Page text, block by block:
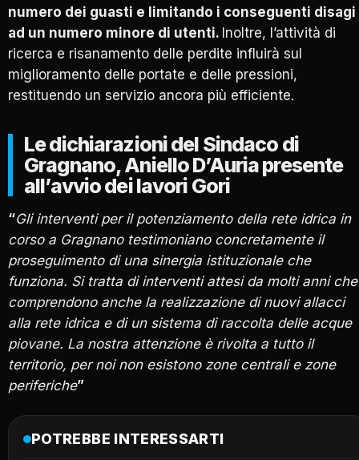
numero dei guasti e limitando i conseguenti disagi
ad un numero minore di utenti. Inoltre, l’attività di
ricerca e risanamento delle perdite influirà sul
miglioramento delle portate e delle pressioni,
restituendo un servizio ancora più efficiente.
Le dichiarazioni del Sindaco di
Gragnano, Aniello D’Auria presente
all’avvio dei lavori Gori
“Gli interventi per il potenziamento della rete idrica in
corso a Gragnano testimoniano concretamente il
proseguimento di una sinergia istituzionale che
funziona. Si tratta di interventi attesi da molti anni che
comprendono anche la realizzazione di nuovi allacci
alla rete idrica e di un sistema di raccolta delle acque
piovane. La nostra attenzione è rivolta a tutto il
territorio, per noi non esistono zone centrali e zone
periferiche”
POTREBBE INTERESSARTI